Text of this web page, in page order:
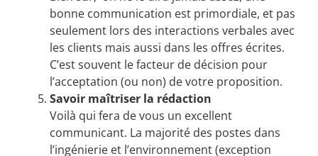
bonne communication est primordiale, et pas
seulement lors des interactions verbales avec
les clients mais aussi dans les offres écrites.
C’est souvent le facteur de décision pour
l’acceptation (ou non) de votre proposition.
Savoir maîtriser la rédaction
Voilà qui fera de vous un excellent
communicant. La majorité des postes dans
l’ingénierie et l’environnement (exception